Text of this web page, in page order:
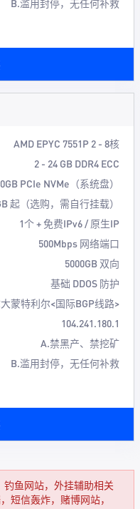
B.滥用封停，无任何补救
AMD EPYC 7551P 2 - 8核
2 - 24 GB DDR4 ECC
PCIe NVMe（系统盘）
起（选购，需自行挂载）
1个 + 免费IPv6 / 原生IP
500Mbps 网络端口
5000GB 双向
基础 DDOS 防护
蒙特利尔<国际BGP线路>
104.241.180.1
A.禁黑产、禁挖矿
B.滥用封停，无任何补救
鱼网站，外挂辅助相关
短信轰炸，赌博网站，